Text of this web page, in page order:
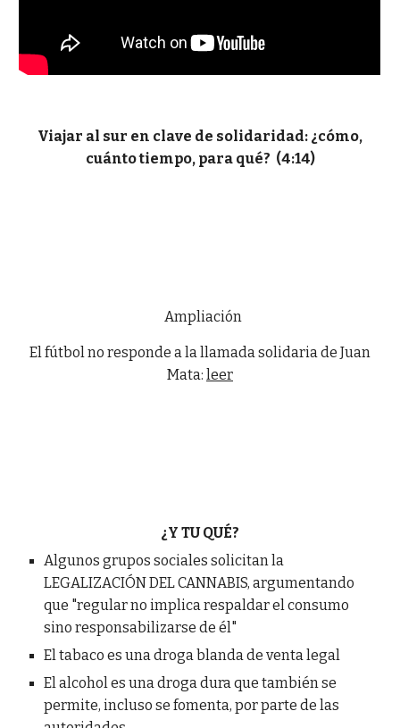
Viajar al sur en clave de solidaridad: ¿cómo,
cuánto tiempo, para qué? (4:14)
Ampliación
El fútbol no responde a la llamada solidaria de Juan
Mata: leer
¿Y TU QUÉ?
Algunos grupos sociales solicitan la
LEGALIZACIÓN DEL CANNABIS, argumentando
que "regular no implica respaldar el consumo
sino responsabilizarse de él"
El tabaco es una droga blanda de venta legal
El alcohol es una droga dura que también se
permite, incluso se fomenta, por parte de las